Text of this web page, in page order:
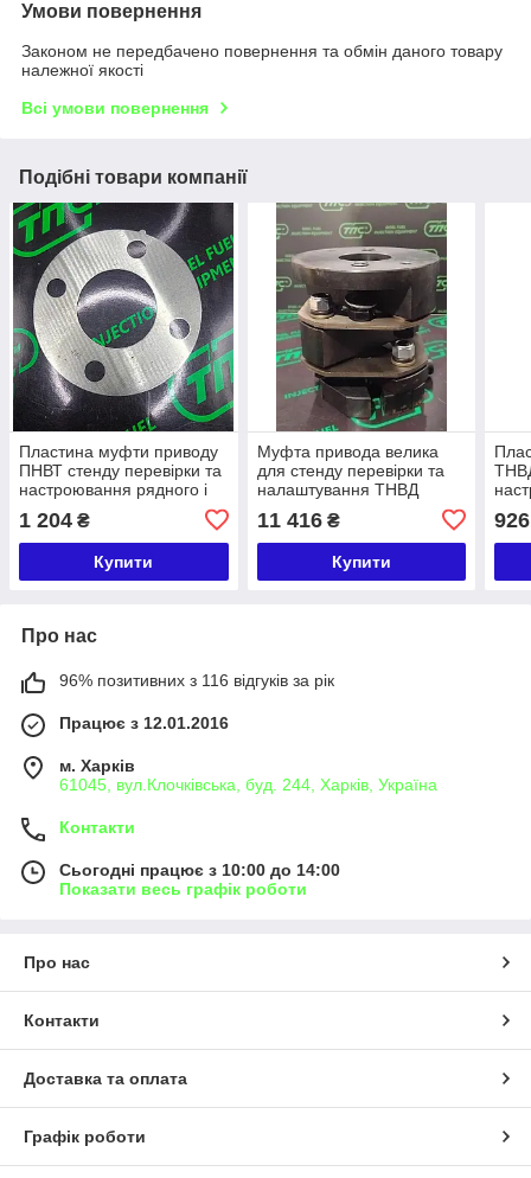
Умови повернення
Законом не передбачено повернення та обмін даного товару
належної якості
Всі умови повернення
Подібні товари компанії
Пластина муфти приводу
ПНВТ стенду перевірки та
настроювання рядного і
розподільного типу 12PSB
1 204 ₴
Купити
Муфта привода велика
для стенду перевірки та
налаштування ТНВД
12PSB 50 мм (довжина 13
см, d муфти — 13,5 см)
11 416₴
Купити
926
Про нас
96% позитивних з 116 відгуків за рік
Працює з 12.01.2016
м. Харків
61045, вул.Клочківська, буд. 244, Харків, Україна
Контакти
Сьогодні працює з 10:00 до 14:00
Показати весь графік роботи
Про нас
Контакти
Доставка та оплата
Графік роботи